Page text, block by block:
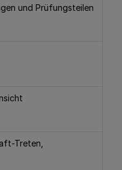
und Prüfungsteilen
Treten,